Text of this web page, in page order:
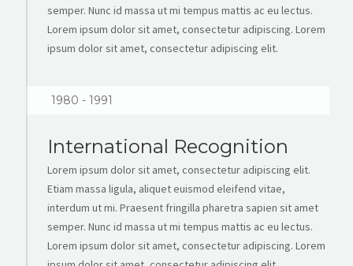
semper. Nunc id massa ut mi tempus mattis ac eu lectus.
Lorem ipsum dolor sit amet, consectetur adipiscing. Lorem
ipsum dolor sit amet, consectetur adipiscing elit.
1980 - 1991
International Recognition
Lorem ipsum dolor sit amet, consectetur adipiscing elit.
Etiam massa ligula, aliquet euismod eleifend vitae,
interdum ut mi. Praesent fringilla pharetra sapien sit amet
semper. Nunc id massa ut mi tempus mattis ac eu lectus.
Lorem ipsum dolor sit amet, consectetur adipiscing. Lorem